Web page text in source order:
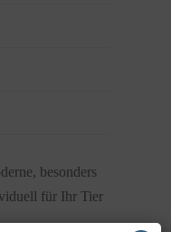
besonders
für Ihr Tier